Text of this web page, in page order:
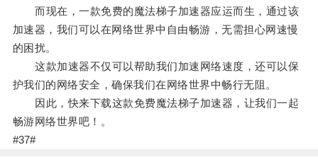
而现在，一款免费的魔法梯子加速器应运而生，通过该
加速器，我们可以在网络世界中自由畅游，无需担心网速慢
的困扰。
这款加速器不仅可以帮助我们加速网络速度，还可以保
护我们的网络安全，确保我们在网络世界中畅行无阻。
因此，快来下载这款免费魔法梯子加速器，让我们一起
畅游网络世界吧！。
#37#